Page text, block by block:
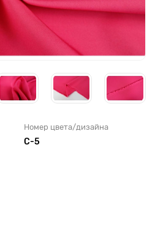
Номер цвета/дизайна
C-5